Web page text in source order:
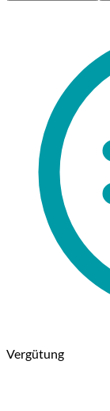
Vergütung